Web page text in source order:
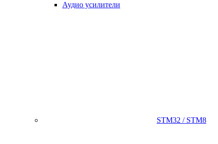
Аудио усилители
STM32 / STM8